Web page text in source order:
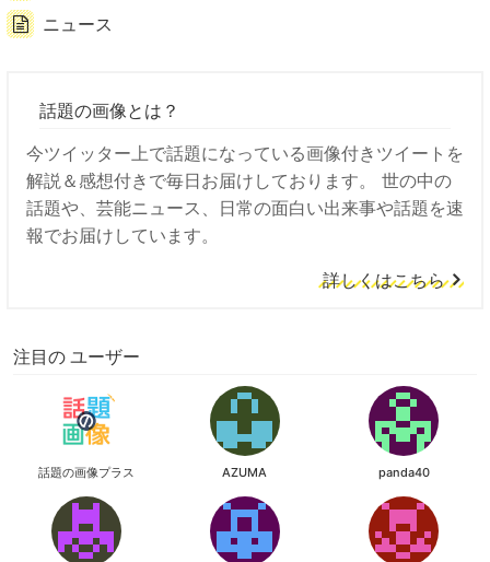
ニュース
話題の画像とは？
今ツイッター上で話題になっている画像付きツイートを
解説＆感想付きで毎日お届けしております。 世の中の
話題や、芸能ニュース、日常の面白い出来事や話題を速
報でお届けしています。
詳しくはこちら
注目の ユーザー
話題の画像プラス AZUMA panda40